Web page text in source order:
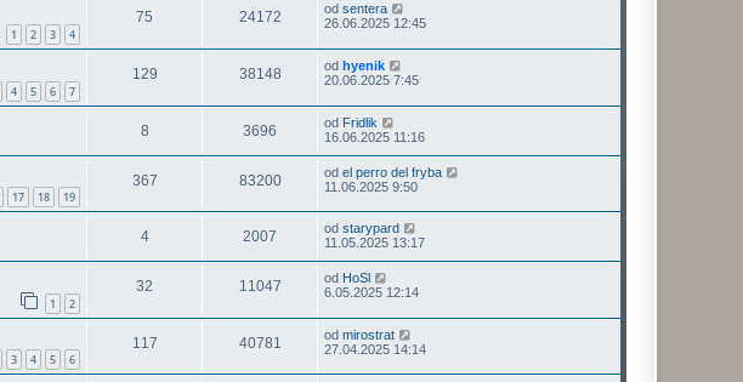
1 2 3 4
75 24172 od sentera
26.06.2025 12:45
4 5 6 7
129 38148 od hyenik
20.06.2025 7:45
8 3696 od Fridlik
16.06.2025 11:16
17 18 19
367 83200 od el perro del fryba
11.06.2025 9:50
4 2007 od starypard
11.05.2025 13:17
1 2
32 11047 od HoSl
6.05.2025 12:14
3 4 5 6
117 40781 od mirostrat
27.04.2025 14:14